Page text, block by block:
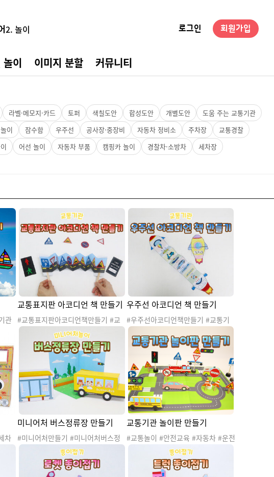
2. 놀이
5. 동물
6. 수박
9. 물놀이
10. 수영장
1. 여름
로그인 회원가입
놀이 이미지 분할 커뮤니티
라벨·메모지·카드 토퍼 색칠도안 합성도안 개별도안
도움 주는 교통기관
이 잠수함 우주선 공사장·중장비 자동차 정비소 주차장
교통경찰
어선 놀이 자동차 부품 캠핑카 놀이 경찰차·소방차
세차장
관
통
동
#교
#자
콘
#
교통표지판 아코디언 책 만들기
#교통표지판아코디언책만들기 #교
통기관 #탈것 #탈것도안 #육상교통
기관 #교통기관놀이 #교통기관활동
#교통기관프로젝트 #교통기관활동
지 #수조작활동 #오리고붙이기 #소
근육발달 #교통표지판
우주선 아코디언 책 만들기
#우주선아코디언책만들기 #교통기
관 #탈것 #탈것도안 #교통기관놀이
#교통기관활동 #교통기관프로젝트
#교통기관활동지 #언어활동 #수조
작활동 #오리고붙이기 #소근육발달
#육상교통기관 #해상교통기관 #항
공교통기관 #기차 #배 #비행기 #열
기구 #오토바이 #우주선 #자동차 #
잠수함
차
이
#자
자
미니어처 버스정류장 만들기
#미니어처만들기 #미니어처버스정
류장만들기 #미니어처놀이 #역할놀
이 #교통기관놀이 #교통수단놀이 #
우리동네놀이 #오리기
교통기관 놀이판 만들기
#교통놀이 #안전교육 #자동차 #운전
#표지판 #도로 #교통기관놀이판 #교
통안전교육 #교통표지판